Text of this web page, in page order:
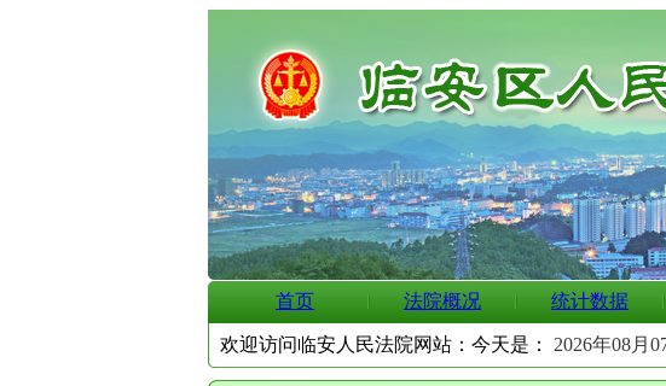
首页 法院概况 统计数据
欢迎访问临安人民法院网站：今天是： 2026年08月